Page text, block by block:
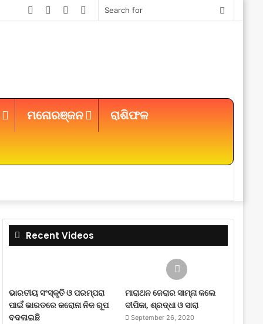
Search
Instagram
YouTube
Twitter
Facebook
ମନୋରଞ୍ଜନ ରାଶିଫଳ
Recent Videos
ଭାରତୀୟ ସଂସ୍କୃତି ଓ ପରମ୍ପରା
ପାଇଁ ଭାରତରେ କରୋନା ନିଜ ରୂପ
ବଦଳାଇଛି
ମାରାଥନ ଜେରାର ସାମ୍ନା କଲେ
ଦୀପିକା, ଶ୍ରଦ୍ଧା ଓ ସାରା
September 26, 2020